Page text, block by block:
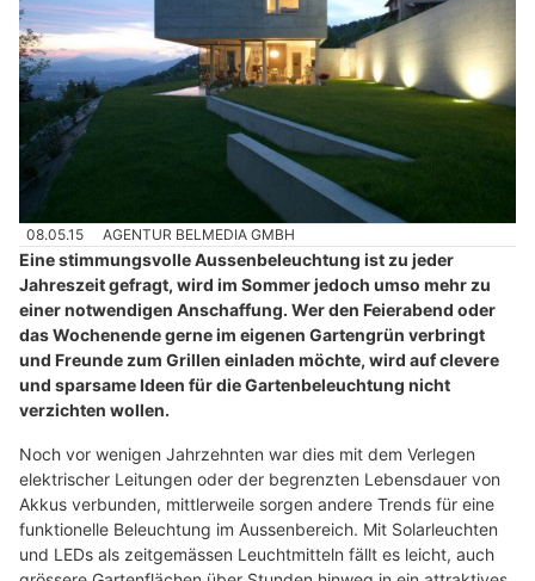
08.05.15 AGENTUR BELMEDIA GMBH
Eine stimmungsvolle Aussenbeleuchtung ist zu jeder
Jahreszeit gefragt, wird im Sommer jedoch umso mehr zu
einer notwendigen Anschaffung. Wer den Feierabend oder
das Wochenende gerne im eigenen Gartengrün verbringt
und Freunde zum Grillen einladen möchte, wird auf clevere
und sparsame Ideen für die Gartenbeleuchtung nicht
verzichten wollen.
Noch vor wenigen Jahrzehnten war dies mit dem Verlegen
elektrischer Leitungen oder der begrenzten Lebensdauer von
Akkus verbunden, mittlerweile sorgen andere Trends für eine
funktionelle Beleuchtung im Aussenbereich. Mit Solarleuchten
und LEDs als zeitgemässen Leuchtmitteln fällt es leicht, auch